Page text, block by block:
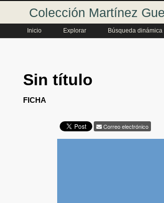
Colección Martínez
Inicio Explorar Búsqueda dinámica
Sin título
FICHA
Correo electrónico